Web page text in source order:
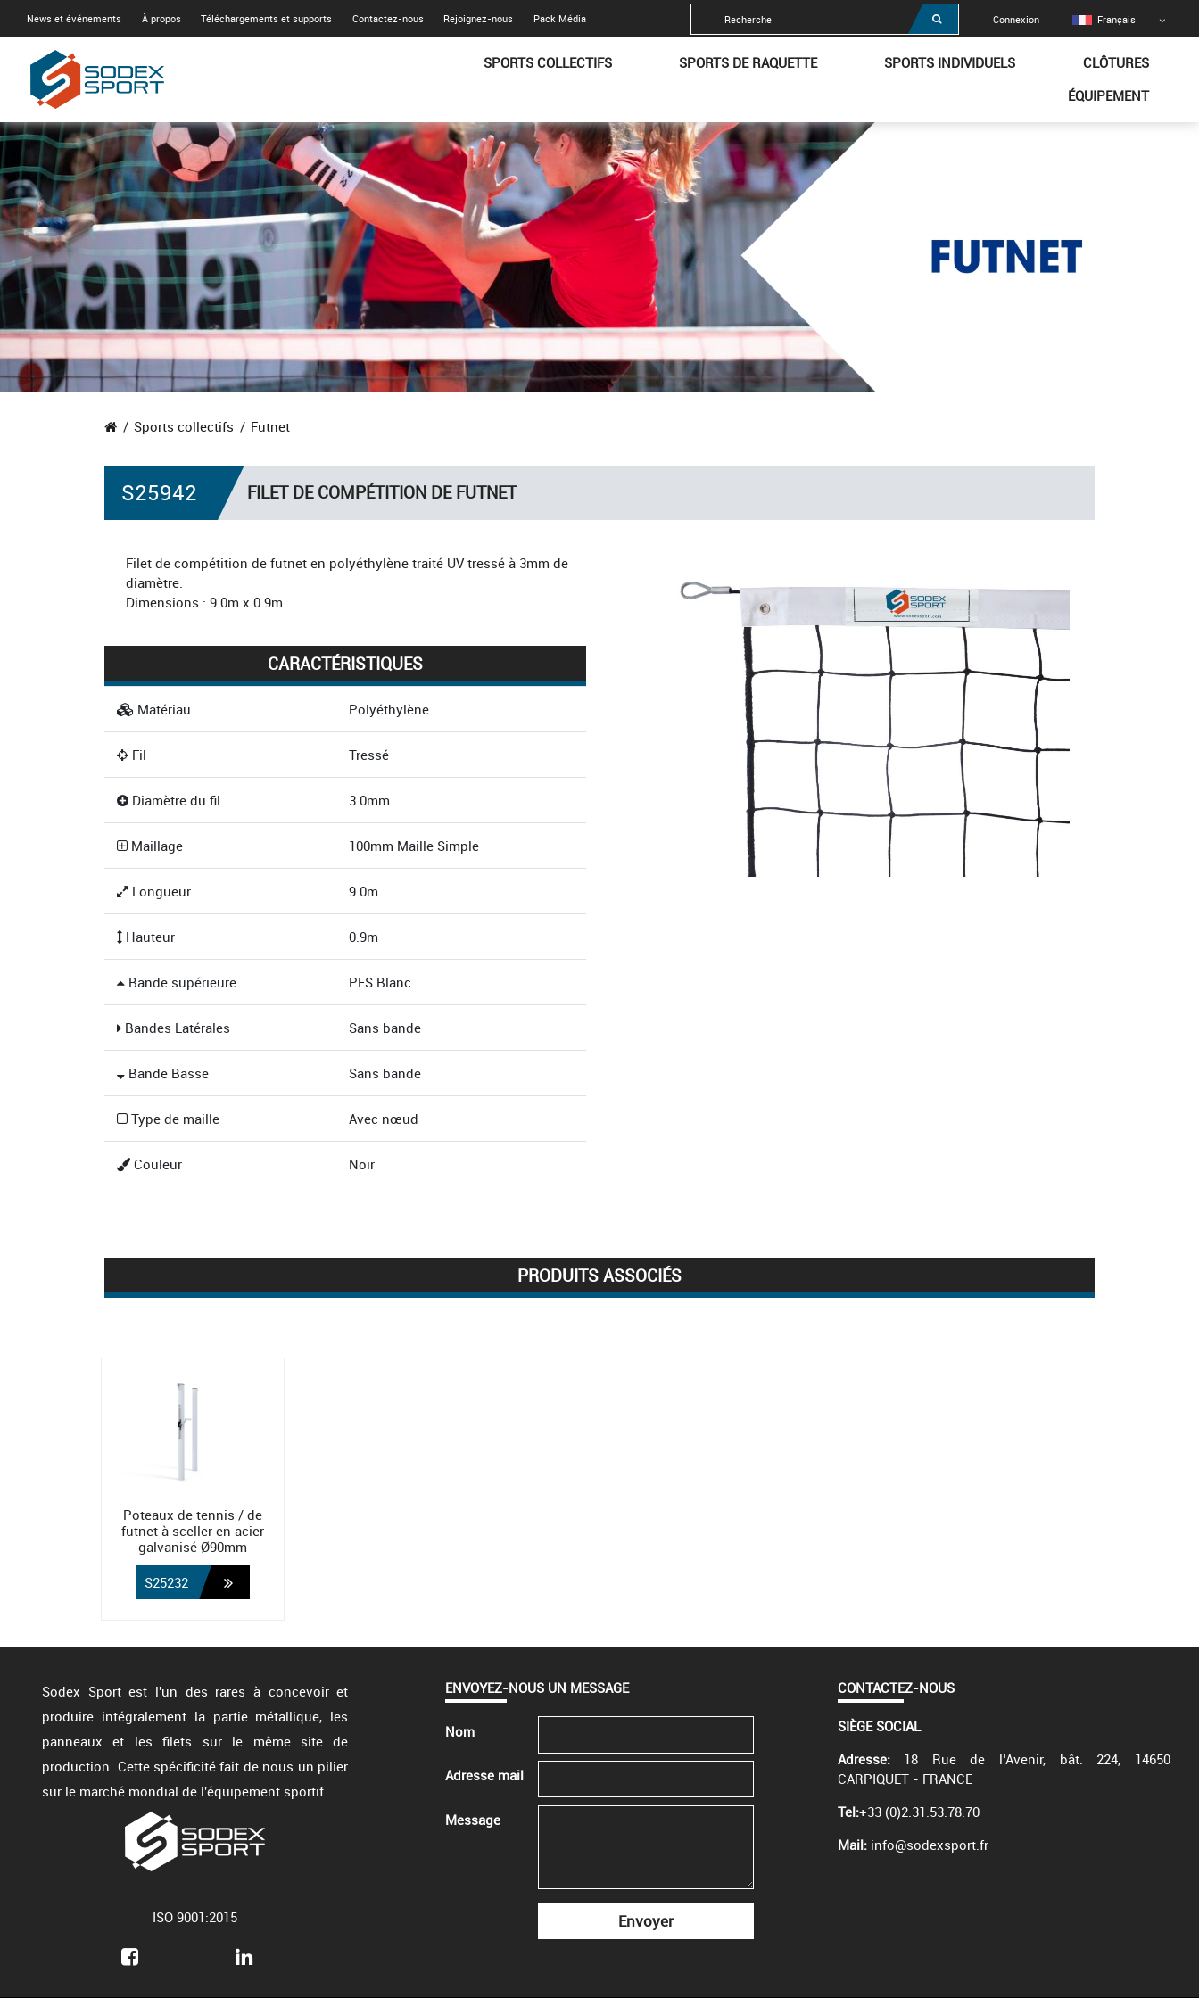
News et événements À propos Téléchargements et supports Contactez-nous Rejoignez-nous Pack Média Connexion Français
SPORTS COLLECTIFS SPORTS DE RAQUETTE SPORTS INDIVIDUELS
CLÔTURES
ÉQUIPEMENT
Sports collectifs Futnet
S25942 FILET DE COMPÉTITION DE FUTNET
Filet de compétition de futnet en polyéthylène traité UV tressé à 3mm de
diamètre.
Dimensions : 9.0m x 0.9m
CARACTÉRISTIQUES
Matériau Polyéthylène
Fil Tressé
Diamètre du fil 3.0mm
Maillage 100mm Maille Simple
Longueur 9.0m
Hauteur 0.9m
Bande supérieure PES Blanc
Bandes Latérales Sans bande
Bande Basse Sans bande
Type de maille Avec nœud
Couleur Noir
PRODUITS ASSOCIÉS
Poteaux de tennis / de
futnet à sceller en acier
galvanisé Ø90mm
S25232
Sodex Sport est l'un des rares à concevoir et
produire intégralement la partie métallique, les
panneaux et les filets sur le même site de
production. Cette spécificité fait de nous un pilier
sur le marché mondial de l'équipement sportif.
ISO 9001:2015
ENVOYEZ-NOUS UN MESSAGE
Nom
Adresse mail
Message
CONTACTEZ-NOUS
SIÈGE SOCIAL
Adresse:18 Rue de l’Avenir, bât. 224, 14650
CARPIQUET - FRANCE
Tel:+33 (0)2.31.53.78.70
Mail: info@sodexsport.fr